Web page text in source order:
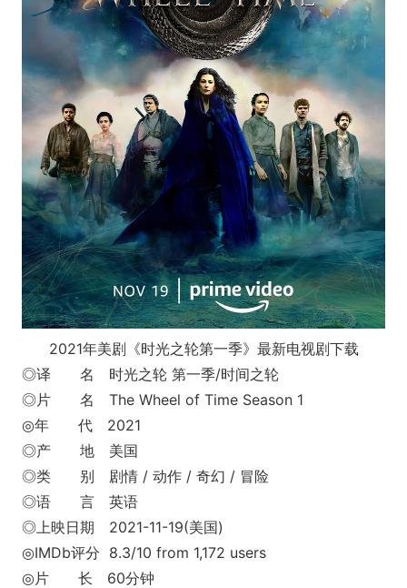
2021年美剧《时光之轮第一季》最新电视剧下载
◎译 名 时光之轮 第一季/时间之轮
◎片 名 The Wheel of Time Season 1
◎年 代 2021
◎产 地 美国
◎类 别 剧情 / 动作 / 奇幻 / 冒险
◎语 言 英语
◎上映日期 2021-11-19(美国)
◎IMDb评分 8.3/10 from 1,172 users
◎片 长 60分钟